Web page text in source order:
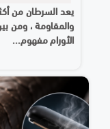
يعد السرطان من
والمقاومة ، ومن
الأورام مفهوم...